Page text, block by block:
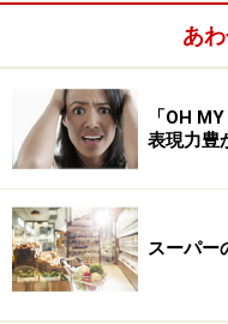
全部英語にする>>
※記事内容は執筆時点のも
い。
あ
「OH
表現力豊
スーパー